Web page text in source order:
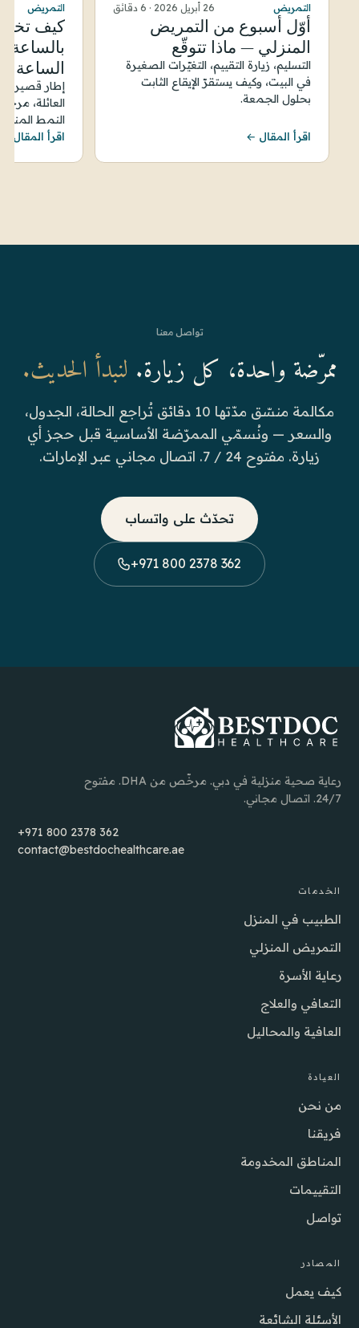
التمريض 26 أبريل 2026 · 6 دقائق
أوّل أسبوع من التمريض
المنزلي — ماذا تتوقّع
التسليم، زيارة التقييم، التغيّرات الصغيرة
في البيت، وكيف يستقرّ الإيقاع الثابت
بحلول الجمعة.
اقرأ المقال ←
التمريض
كيف
بالساعة
الساعة
إطار قصير —
العائلة،
النمط
اقرأ المقال ←
تواصل معنا
ممرّضة واحدة، كل زيارة. لنبدأ الحديث.
مكالمة منسّق مدّتها 10 دقائق تُراجع الحالة، الجدول،
والسعر — ونُسمّي الممرّضة الأساسية قبل حجز أي
زيارة. مفتوح 24 / 7. اتصال مجاني عبر الإمارات.
تحدّث على واتساب
+971 800 2378 362
رعاية صحية منزلية في دبي. مرخّص من DHA. مفتوح
24/7. اتصال مجاني.
+971 800 2378 362
contact@bestdochealthcare.ae
الخدمات
الطبيب في المنزل
التمريض المنزلي
رعاية الأسرة
التعافي والعلاج
العافية والمحاليل
العيادة
من نحن
فريقنا
المناطق المخدومة
التقييمات
تواصل
المصادر
كيف يعمل
الأسئلة الشائعة